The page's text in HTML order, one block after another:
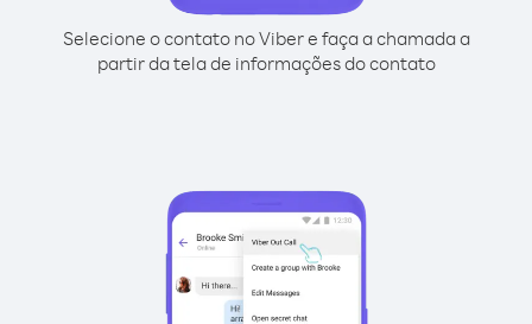
Selecione o contato no Viber e faça a chamada a
partir da tela de informações do contato